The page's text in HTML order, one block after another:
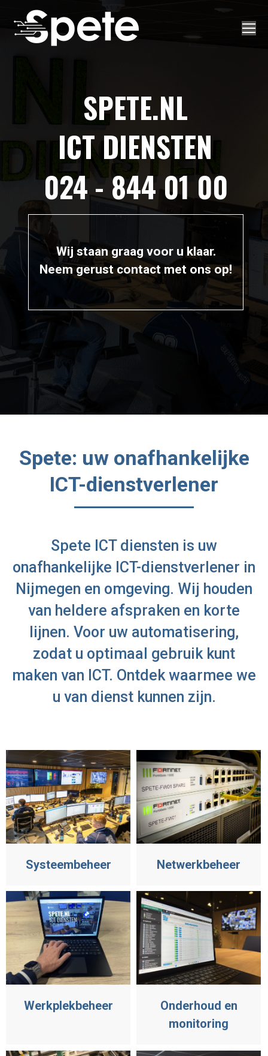
SPETE.NL
ICT DIENSTEN
Wij staan graag voor u klaar.
Neem gerust contact met ons op!
024 - 844 01 00
Spete: uw onafhankelijke
ICT-dienstverlener
Spete ICT diensten is uw
onafhankelijke ICT-dienstverlener in
Nijmegen en omgeving. Wij houden
van heldere afspraken en korte
lijnen. Voor uw automatisering,
zodat u optimaal gebruik kunt
maken van ICT. Ontdek waarmee we
u van dienstkunnen zijn.
Systeembeheer Netwerkbeheer
Werkplekbeheer
Onderhoud en
monitoring